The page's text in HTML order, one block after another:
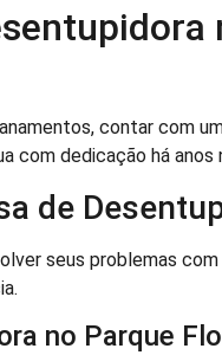
contar com
com dedicação há anos
de
seus problemas
no Parque